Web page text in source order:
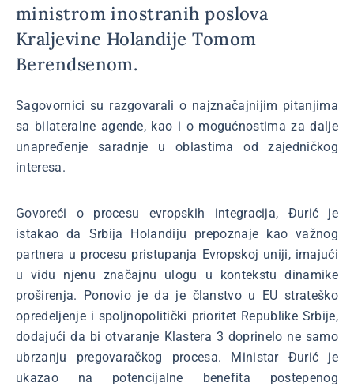
ministrom inostranih poslova
Kraljevine Holandije Tomom
Berendsenom.
Sagovornici su razgovarali o najznačajnijim pitanjima
sa bilateralne agende, kao i o mogućnostima za dalje
unapređenje saradnje u oblastima od zajedničkog
interesa.
Govoreći o procesu evropskih integracija, Đurić je
istakao da Srbija Holandiju prepoznaje kao važnog
partnera u procesu pristupanja Evropskoj uniji, imajući
u vidu njenu značajnu ulogu u kontekstu dinamike
proširenja. Ponovio je da je članstvo u EU strateško
opredeljenje i spoljnopolitički prioritet Republike Srbije,
dodajući da bi otvaranje Klastera 3 doprinelo ne samo
ubrzanju pregovaračkog procesa. Ministar Đurić je
ukazao na potencijalne benefita postepenog